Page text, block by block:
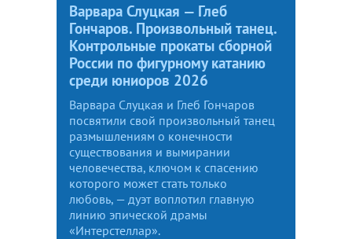
Варвара Слуцкая — Глеб
Гончаров. Произвольный танец.
Контрольные прокаты сборной
России по фигурному катанию
среди юниоров 2026
Варвара Слуцкая и Глеб Гончаров
посвятили свой произвольный танец
размышлениям о конечности
существования и вымирании
человечества, ключом к спасению
которого может стать только
любовь, — дуэт воплотил главную
линию эпической драмы
«Интерстеллар».